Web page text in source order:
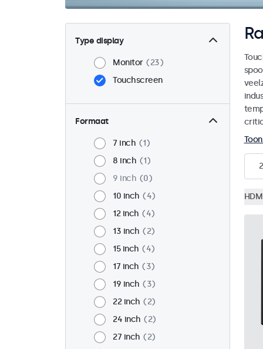
Type display
Monitor
23
Touchscreen
Formaat
7 inch
1
8 inch
1
9 inch
0
10 inch
4
12 inch
4
13 inch
2
15 inch
4
17 inch
3
19 inch
3
22 inch
2
24 inch
2
27 inch
2